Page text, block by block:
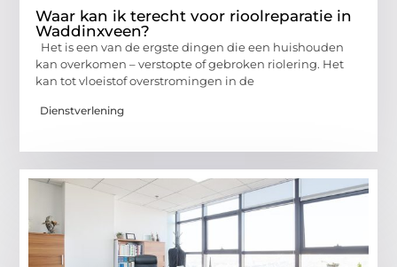
Waar kan ik terecht voor rioolreparatie in
Waddinxveen?
Het is een van de ergste dingen die een huishouden
kan overkomen – verstopte of gebroken riolering. Het
kan tot vloeistof overstromingen in de
Dienstverlening